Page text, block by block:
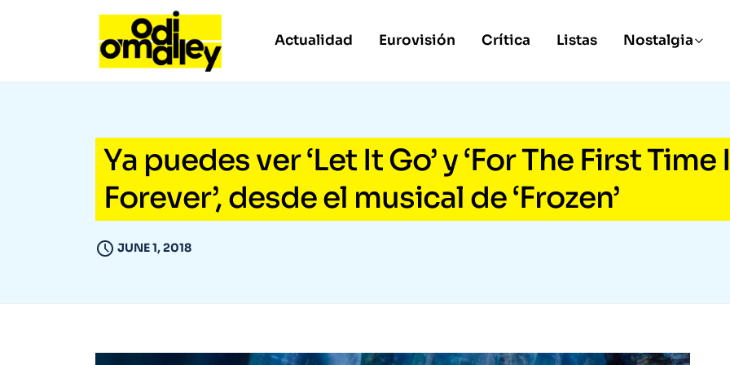
Actualidad Eurovisión Crítica Listas Nostalgia
Ya puedes ver ‘Let It Go’ y ‘For The First Time
Forever’, desde el musical de ‘Frozen’
JUNE 1, 2018